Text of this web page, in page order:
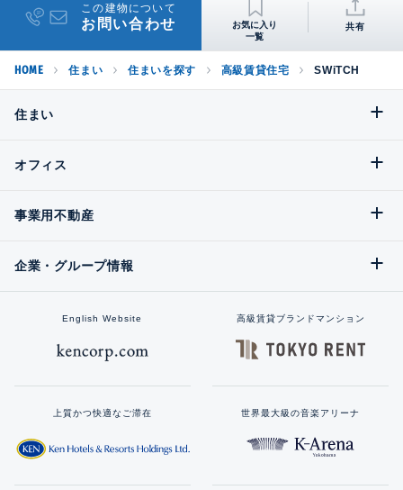
この建物について
お問い合わせ 共有
HOME 住まい 住まいを探す 高級賃貸住宅 SWiTCH
住まい
オフィス
事業用不動産
企業・グループ情報
English Website 高級賃貸ブランドマンション
上質かつ快適なご滞在 世界最大級の音楽アリーナ